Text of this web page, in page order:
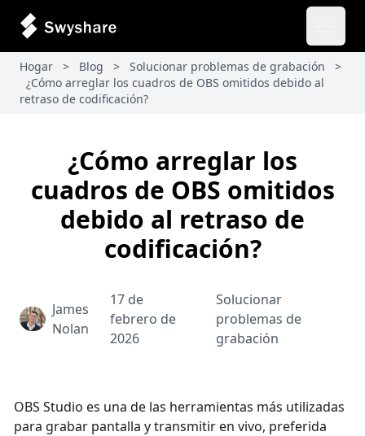
Hogar > Blog > Solucionar problemas de grabación
>
¿Cómo arreglar los cuadros de OBS omitidos debido al
retraso de codificación?
¿Cómo arreglar los
cuadros de OBS omitidos
debido al retraso de
codificación?
James
Nolan
17 de
febrero de
2026
Solucionar
problemas de
grabación
OBS Studio es una de las herramientas más utilizadas
para grabar pantalla y transmitir en vivo, preferida